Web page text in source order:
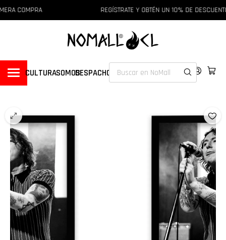
COMPRA REGÍSTRATE Y OBTÉN UN 10% DE
CULTURASOMOSDESPACHOS